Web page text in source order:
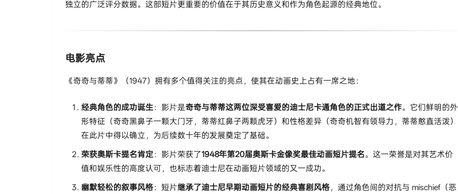
独立的广泛评分数据。这部短片更重要的价值在于其历史意义和作为角色起源的经典地位。
电影亮点
《奇奇与蒂蒂》（1947）拥有多个值得关注的亮点，使其在动画史上占有一席之地：
​经典角色的成功诞生​​：影片是​​奇奇与蒂蒂这两位深受喜爱的迪士尼卡通角色的正式出道之作​​。它们鲜明的外
形特征（奇奇黑鼻子一颗大门牙，蒂蒂红鼻子两颗虎牙）和性格差异（奇奇机智有领导力，蒂蒂憨直活泼）
在此片中得以确立，为后续数十年的发展奠定了基础。
​荣获奥斯卡提名肯定​​：影片荣获了​​1948年第20届奥斯卡金像奖最佳动画短片提名​​。这一荣誉是对其艺术价
值和娱乐性的高度认可，也标志着迪士尼在动画短片领域的又一成功。
​幽默轻松的叙事风格​​：短片​​继承了迪士尼早期动画短片的经典喜剧风格​​，通过角色间的对抗与 mischief（恶